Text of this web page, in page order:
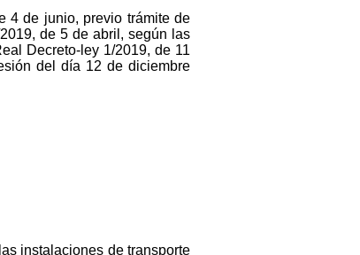
4 de junio, previo trámite de
de 5 de abril, según las
Decreto-ley 1/2019, de 11
del día 12 de diciembre
instalaciones de transporte